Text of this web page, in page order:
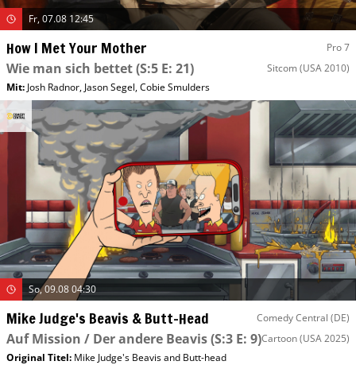
Fr, 07.08 12:45
How I Met Your Mother Pro 7
Wie man sich bettet(S:5 E: 21) Sitcom (USA 2010)
Mit: Josh Radnor, Jason Segel,Cobie Smulders
So, 09.08 04:30
Mike Judge's Beavis & Butt-Head Comedy Central (DE)
Auf Mission / Der andere Beavis(S:3 E: 9)Cartoon(USA 2025)
Original Titel: Mike Judge's Beavis and Butt-head